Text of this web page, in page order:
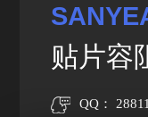
贴片容
QQ：